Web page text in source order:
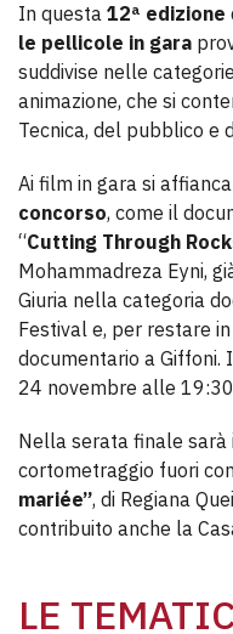
In questa 12ª edizione
le pellicole in gara
suddivise nelle
animazione, che si
Tecnica, del pubblico e
Ai film in gara si
concorso, come il
“Cutting Through
Mohammadreza Eyni,
Giuria nella categoria
Festival e, per restare
documentario a Giffoni.
24 novembre alle
Nella serata finale
cortometraggio fuori
mariée”, di Regiana
contribuito anche la
LE